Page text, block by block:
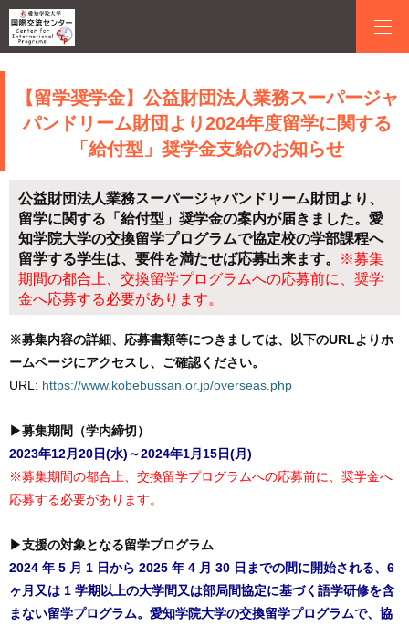
【留学奨学金】公益財団法人業務スーパージャ
パンドリーム財団より2024年度留学に関する
「給付型」奨学金支給のお知らせ
公益財団法人業務スーパージャパンドリーム財団より、
留学に関する「給付型」奨学金の案内が届きました。愛
知学院大学の交換留学プログラムで協定校の学部課程へ
留学する学生は、要件を満たせば応募出来ます。
※募集
期間の都合上、交換留学プログラムへの応募前に、奨学
金へ応募する必要があります。
※募集内容の詳細、応募書類等につきましては、以下のURLよりホ
ームページにアクセスし、ご確認ください。
URL: https://www.kobebussan.or.jp/overseas.php
▶募集期間（学内締切）
2023年12月20日(水)～2024年1月15日(月)
※募集期間の都合上、交換留学プログラムへの応募前に、奨学金へ
応募する必要があります。
▶支援の対象となる留学プログラム
2024 年 5 月 1 日から 2025 年 4 月 30 日までの間に開始される、6
ヶ月又は 1 学期以上の大学間又は部局間協定に基づく語学研修を含
まない留学プログラム。愛知学院大学の交換留学プログラムで、協